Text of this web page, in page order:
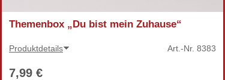
Themenbox „Du bist mein Zuhause“
Produktdetails Art.-Nr. 8383
7,99 €